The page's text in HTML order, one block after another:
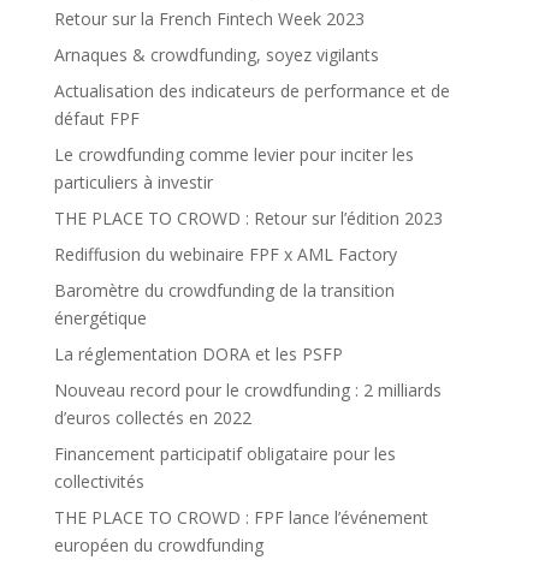
Retour sur la French Fintech Week 2023
Arnaques & crowdfunding, soyez vigilants
Actualisation des indicateurs de performance et de
défaut FPF
Le crowdfunding comme levier pour inciter les
particuliers à investir
THE PLACE TO CROWD : Retour sur l’édition 2023
Rediffusion du webinaire FPF x AML Factory
Baromètre du crowdfunding de la transition
énergétique
La réglementation DORA et les PSFP
Nouveau record pour le crowdfunding : 2 milliards
d’euros collectés en 2022
Financement participatif obligataire pour les
collectivités
THE PLACE TO CROWD : FPF lance l’événement
européen du crowdfunding